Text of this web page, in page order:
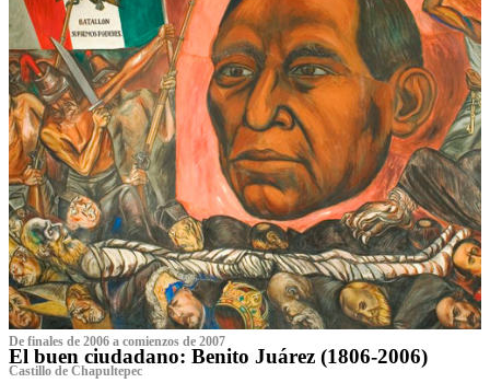
De finales de 2006 a comienzos de 2007
El buen ciudadano: Benito Juárez (1806-2006)
Castillo de Chapultepec